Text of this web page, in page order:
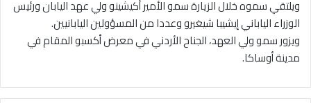
ويلتقي سموه خلال الزيارة سمو الأمير أكيشينو ولي عهد اليابان ورئيس
الوزراء الياباني إيشيبا شيغيرو وعددا من المسؤولين اليابانيين.
ويزور سمو ولي العهد، الجناح الأردني في معرض أكسبو المقام في
مدينة أوساكا.